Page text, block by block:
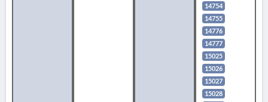
14754
14755
14776
14777
15025
15026
15027
15028